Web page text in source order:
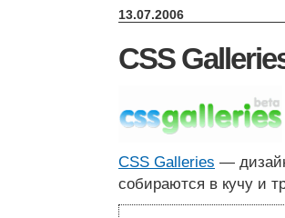
13.07.2006
CSS
CSS Galleries —
собираются в кучу и